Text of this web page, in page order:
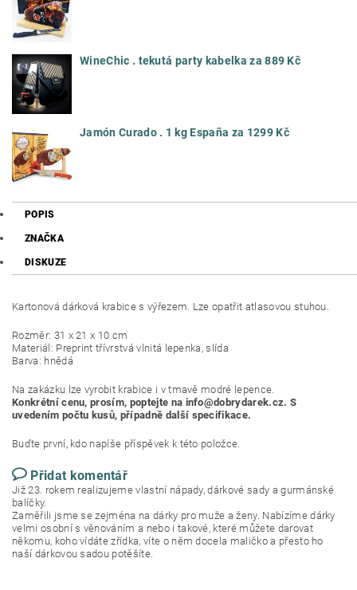
WineChic . tekutá party kabelka za 889 Kč
Jamón Curado . 1 kg España za 1299 Kč
POPIS
ZNAČKA
DISKUZE
Kartonová dárková krabice s výřezem. Lze opatřit atlasovou stuhou.
Rozměr: 31 x 21 x 10 cm
Materiál: Preprint třívrstvá vlnitá lepenka, slída
Barva: hnědá
Na zakázku lze vyrobit krabice i v tmavě modré lepence.
Konkrétní cenu, prosím, poptejte na info@dobrydarek.cz. S
uvedením počtu kusů, případně další specifikace.
Buďte první, kdo napíše příspěvek k této položce.
Přidat komentář
Již 23. rokem realizujeme vlastní nápady, dárkové sady a gurmánské
balíčky.
Zaměřili jsme se zejména na dárky pro muže a ženy. Nabízíme dárky
velmi osobní s věnováním a nebo i takové, které můžete darovat
někomu, koho vídáte zřídka, víte o něm docela maličko a přesto ho
naší dárkovou sadou potěšíte.